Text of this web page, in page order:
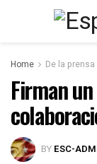
Home De la prensa
Firman
BY ESC-